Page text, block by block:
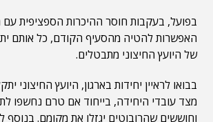
בפועל, בעקבות חוסר ההיכרות הספציפית עם
האפשרות להטיה מהסעיף הקודם, כל אותם
של היועץ החיצוני מתבטלים.
בבואו לראיין יחידות בארגון, היועץ החיצוני
מצד עובדי היחידה, בייחוד אם טרם נחשפו
וחוששים שהרובוטים יגזלו את מקומם. בנוסף